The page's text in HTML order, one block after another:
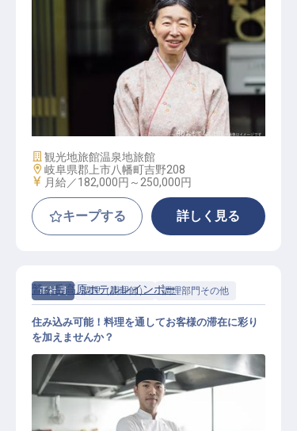
仲居
施設業態
観光地旅館温泉地旅館
勤務地
岐阜県郡上市八幡町吉野208
給与
月給／182,000円～ 250,000円
キープする 詳しく見る
正社員 調理（調理師） 調理部門その他
鷲ヶ岳高原ホテルレインボー
住み込み可能！料理を通してお客様の滞在に彩り
を加えませんか？